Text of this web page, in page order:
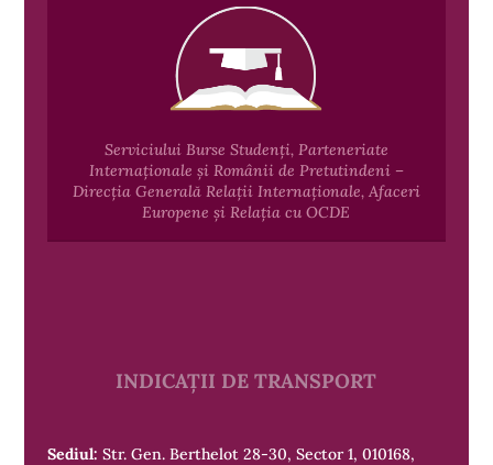
Serviciului Burse Studenți, Parteneriate
Internaționale și Românii de Pretutindeni –
Direcția Generală Relații Internaționale, Afaceri
Europene și Relația cu OCDE
INDICAȚII DE TRANSPORT
Sediul: Str. Gen. Berthelot 28-30, Sector 1, 010168,